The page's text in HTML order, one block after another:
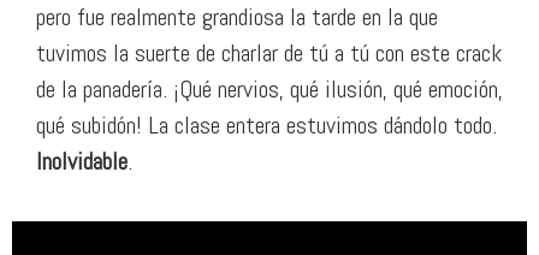
pero fue realmente grandiosa la tarde en la que
tuvimos la suerte de charlar de tú a tú con este crack
de la panadería. ¡Qué nervios, qué ilusión, qué emoción,
qué subidón! La clase entera estuvimos dándolo todo.
Inolvidable.